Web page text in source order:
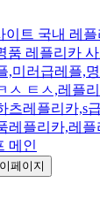
페이지